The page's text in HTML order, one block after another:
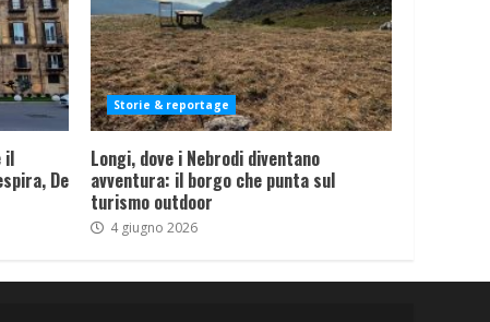
il
De
Storie & reportage
Longi, dove i Nebrodi diventano
avventura: il borgo che punta sul
turismo outdoor
4 giugno 2026